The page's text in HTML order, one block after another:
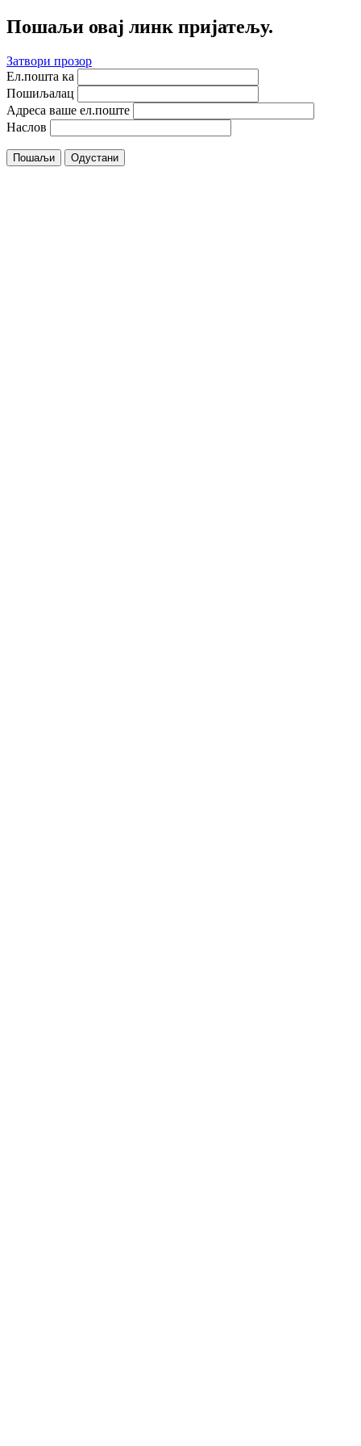
Пошаљи овај линк пријатељу.
Затвори прозор
Ел.пошта ка
Пошиљалац
Адреса ваше ел.поште
Наслов
Пошаљи Одустани